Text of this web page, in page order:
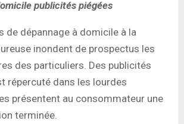
publicités piégées
de dépannage à domicile à la
inondent de prospectus les
des particuliers. Des publicités
répercuté dans les lourdes
présentent au consommateur une
terminée.